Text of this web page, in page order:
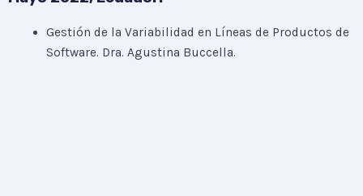
Gestión de la Variabilidad en Líneas de Productos de
Software. Dra. Agustina Buccella.